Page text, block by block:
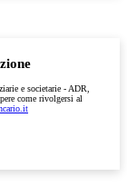
e societarie - ADR,
come rivolgersi al